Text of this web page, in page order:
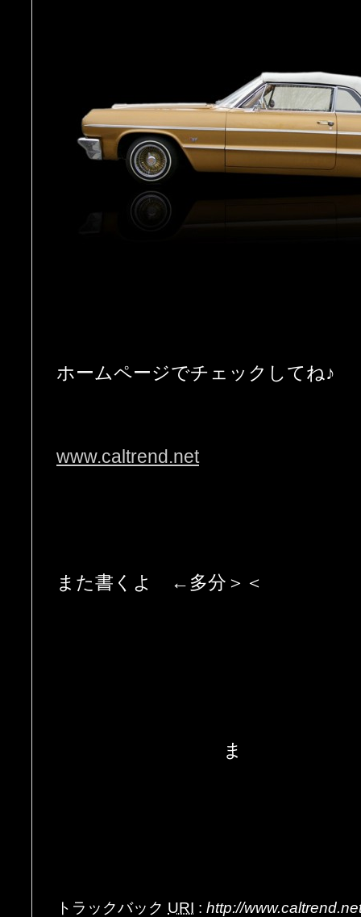
ホームページでチェックしてね♪
www.caltrend.net
また書くよ ←多分＞＜
ま
トラックバック URI : http://